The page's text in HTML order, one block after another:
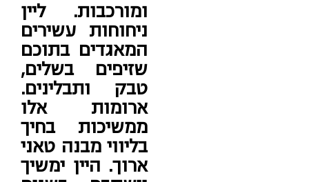
ומורכבות. ליין
ניחוחות עשירים
המאגדים בתוכם
שזיפים בשלים,
טבק ותבלינים.
ארומות אלו
ממשיכות בחיך
בליווי מבנה טאני
ארוך. היין ימשיך